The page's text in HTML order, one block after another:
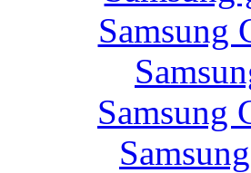
Bao da Galaxy
Samsung
Samsung